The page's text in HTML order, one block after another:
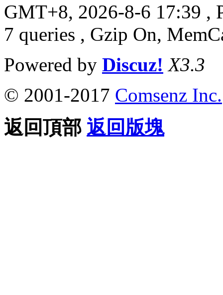
GMT+8, 2026-8-6 17:39 ,
7 queries , Gzip On,
Powered by Discuz! X3.3
© 2001-2017 Comsenz Inc.
返回頂部 返回版塊